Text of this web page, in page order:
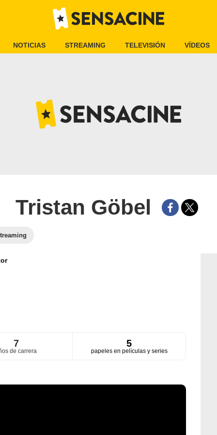
NOTICIAS STREAMING TELEVISIÓN VÍDEOS
Tristan Göbel
7
de carrera
5
papeles en películas y series